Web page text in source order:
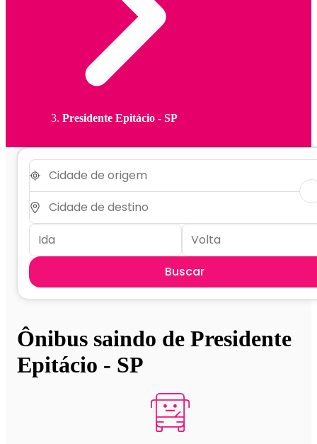
Presidente Epitácio - SP
Buscar
Ônibus saindo de Presidente
Epitácio - SP